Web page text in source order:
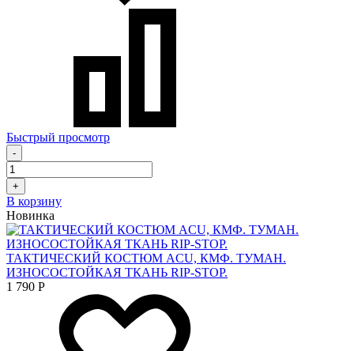
Быстрый просмотр
-
+
В корзину
Новинка
ТАКТИЧЕСКИЙ КОСТЮМ ACU, КМФ. ТУМАН.
ИЗНОСОСТОЙКАЯ ТКАНЬ RIP-STOP.
1 790 Р